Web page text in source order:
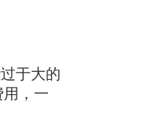
于大的
，一